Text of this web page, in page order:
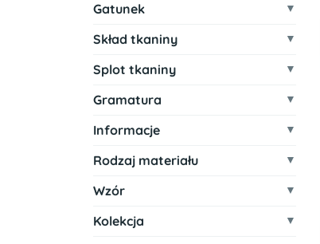
Gatunek
Skład tkaniny
Splot tkaniny
Gramatura
Informacje
Rodzaj materiału
Wzór
Kolekcja